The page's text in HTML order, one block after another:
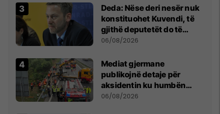
Deda: Nëse deri nesër nuk
konstituohet Kuvendi, të
gjithë deputetët do të
bëjnë shkelje të rëndë
06/08/2026
Mediat gjermane
publikojnë detaje për
aksidentin ku humbën
jetën tre mërgimtarë nga
06/08/2026